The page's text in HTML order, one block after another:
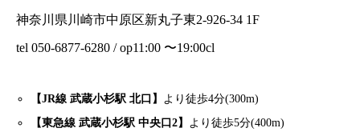
神奈川県川崎市中原区新丸子東2-926-34 1F
tel 050-6877-6280 / op11:00 〜19:00cl
【JR線 武蔵小杉駅 北口】 より徒歩4分(300m)
【東急線 武蔵小杉駅 中央口2】 より徒歩5分(400m)